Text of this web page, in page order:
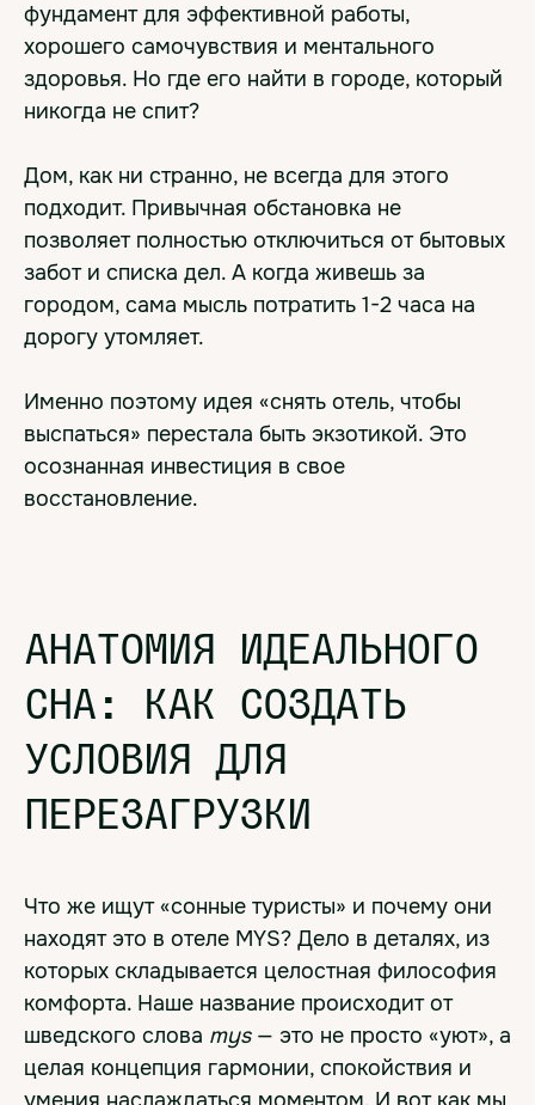
фундамент для эффективной работы,
хорошего самочувствия и ментального
здоровья. Но где его найти в городе, который
никогда не спит?
Дом, как ни странно, не всегда для этого
подходит. Привычная обстановка не
позволяет полностью отключиться от бытовых
забот и списка дел. А когда живешь за
городом, сама мысль потратить 1-2 часа на
дорогу утомляет.
Именно поэтому идея «снять отель, чтобы
выспаться» перестала быть экзотикой. Это
осознанная инвестиция в свое
восстановление.
АНАТОМИЯ ИДЕАЛЬНОГО
СНА: КАК СОЗДАТЬ
УСЛОВИЯ ДЛЯ
ПЕРЕЗАГРУЗКИ
Что же ищут «сонные туристы» и почему они
находят это в отеле MYS? Дело в деталях, из
которых складывается целостная философия
комфорта. Наше название происходит от
шведского слова mys— это не просто «уют», а
целая концепция гармонии, спокойствия и